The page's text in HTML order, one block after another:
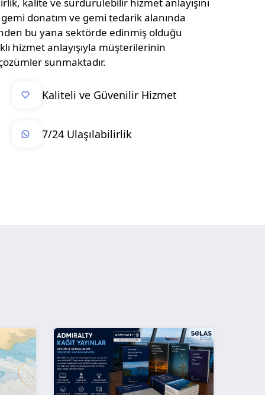
donatım ve gemi tedarik alanında
bu yana sektörde edinmiş olduğu
hizmet anlayışıyla müşterilerinin
sunmaktadır.
Kaliteli ve Güvenilir Hizmet
7/24 Ulaşılabilirlik